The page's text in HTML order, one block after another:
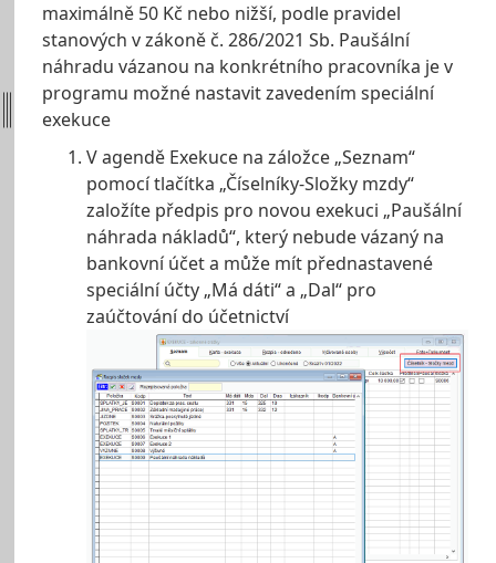
maximálně 50 Kč nebo nižší, podle pravidel
stanových v zákoně č. 286/2021 Sb. Paušální
náhradu vázanou na konkrétního pracovníka je v
programu možné nastavit zavedením speciální
exekuce
V agendě Exekuce na záložce „Seznam“
pomocí tlačítka „Číselníky-Složky mzdy“
založíte předpis pro novou exekuci „Paušální
náhrada nákladů“, který nebude vázaný na
bankovní účet a může mít přednastavené
speciální účty „Má dáti“ a „Dal“ pro
zaúčtování do účetnictví